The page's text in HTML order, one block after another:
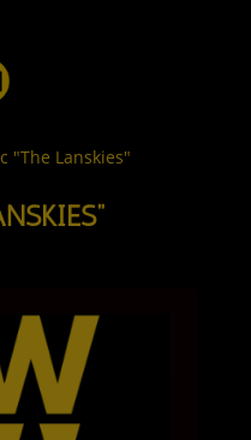
"The Lanskies"